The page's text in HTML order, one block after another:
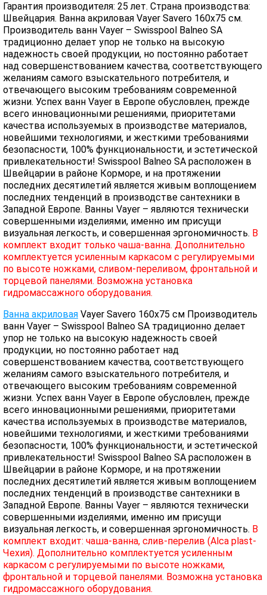
Гарантия производителя: 25 лет. Страна производства:
Швейцария. Ванна акриловая Vayer Savero 160x75 см.
Производитель ванн Vayer – Swisspool Balneo SA
традиционно делает упор не только на высокую
надежность своей продукции, но постоянно работает
над совершенствованием качества, соответствующего
желаниям самого взыскательного потребителя, и
отвечающего высоким требованиям современной
жизни. Успех ванн Vayer в Европе обусловлен, прежде
всего инновационными решениями, приоритетами
качества используемых в производстве материалов,
новейшими технологиями, и жесткими требованиями
безопасности, 100% функциональности, и эстетической
привлекательности! Swisspool Balneo SA расположен в
Швейцарии в районе Корморе, и на протяжении
последних десятилетий является живым воплощением
последних тенденций в производстве сантехники в
Западной Европе. Ванны Vayer – являются технически
совершенными изделиями, именно им присущи
визуальная легкость, и совершенная эргономичность. В
комплект входит только чаша-ванна. Дополнительно
комплектуется усиленным каркасом с регулируемыми
по высоте ножками, сливом-переливом, фронтальной и
торцевой панелями. Возможна установка
гидромассажного оборудования.
Ванна акриловая Vayer Savero 160x75 см Производитель
ванн Vayer – Swisspool Balneo SA традиционно делает
упор не только на высокую надежность своей
продукции, но постоянно работает над
совершенствованием качества, соответствующего
желаниям самого взыскательного потребителя, и
отвечающего высоким требованиям современной
жизни. Успех ванн Vayer в Европе обусловлен, прежде
всего инновационными решениями, приоритетами
качества используемых в производстве материалов,
новейшими технологиями, и жесткими требованиями
безопасности, 100% функциональности, и эстетической
привлекательности! Swisspool Balneo SA расположен в
Швейцарии в районе Корморе, и на протяжении
последних десятилетий является живым воплощением
последних тенденций в производстве сантехники в
Западной Европе. Ванны Vayer – являются технически
совершенными изделиями, именно им присущи
визуальная легкость, и совершенная эргономичность. В
комплект входит: чаша-ванна, слив-перелив (Alca plast-
Чехия). Дополнительно комплектуется усиленным
каркасом с регулируемыми по высоте ножками,
фронтальной и торцевой панелями. Возможна установка
гидромассажного оборудования.